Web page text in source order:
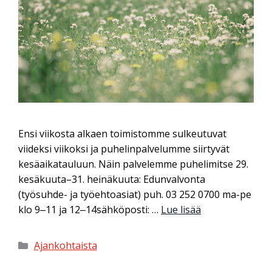
Ensi viikosta alkaen toimistomme sulkeutuvat
viideksi viikoksi ja puhelinpalvelumme siirtyvät
kesäaikatauluun. Näin palvelemme puhelimitse 29.
kesäkuuta–31. heinäkuuta: Edunvalvonta
(työsuhde- ja työehtoasiat) puh. 03 252 0700 ma-pe
klo 9‒11 ja 12‒14sähköposti: … Lue lisää
Ajankohtaista